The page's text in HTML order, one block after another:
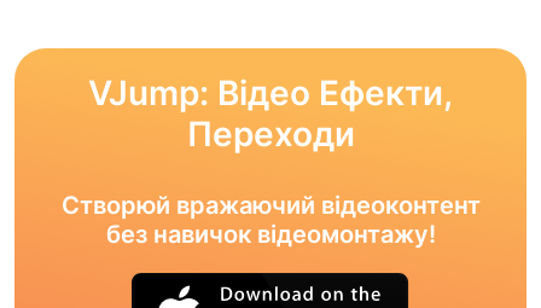
VJump: Відео Ефекти,
Переходи
Створюй вражаючий відеоконтент
без навичок відеомонтажу!